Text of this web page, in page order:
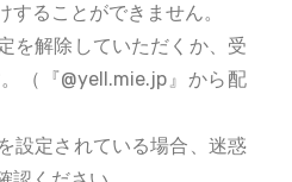
ることができません。
を解除していただくか、受
（『@yell.mie.jp』から配
設定されている場合、迷惑